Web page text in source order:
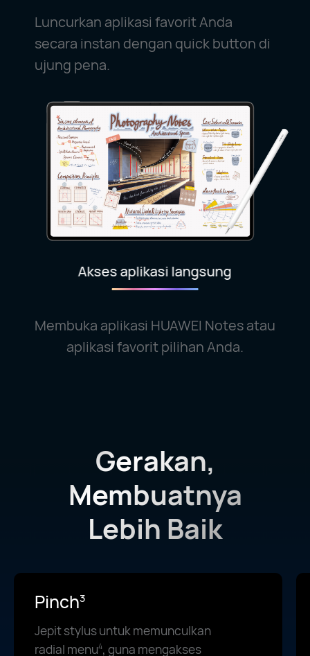
Luncurkan aplikasi favorit Anda
secara instan dengan quick button di
ujung pena.
Membuka aplikasi HUAWEI Notes atau
aplikasi favorit pilihan Anda.
Akses aplikasi langsung
Gerakan,
Membuatnya
Lebih Baik
Pinch3
Jepit stylus untuk memunculkan
radial menu4, guna mengakses